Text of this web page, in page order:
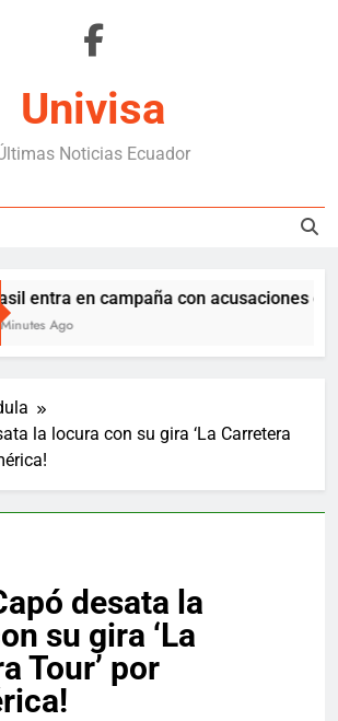
Univisa
Noticias Ecuador
entra en campaña con acusaciones de
Ago
la locura con su gira ‘La Carretera
desata la
su gira ‘La
Tour’ por